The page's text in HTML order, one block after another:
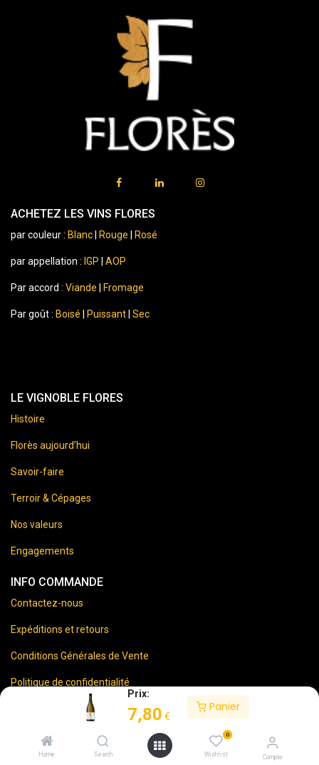
Prix:
7,80 €
Panier
Home Search
0
Wishlist Compte
ACHETEZ LES VINS FLORES
par couleur : Blanc Rouge Rosé
par appellation : IGP AOP
Par accord : Viande Fromage
Par goût : Boisé Puissant Sec
LE VIGNOBLE FLORES
Histoire
Florès aujourd’hui
Savoir-faire
Terroir & Cépages
Nos valeurs
Engagements
INFO COMMANDE
Contactez-nous
Expéditions et retours
Conditions Générales de Vente
Politique de confidentialité
Mentions Légales